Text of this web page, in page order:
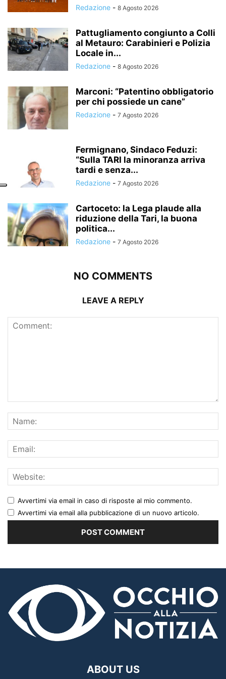
Redazione - 8 Agosto 2026
Pattugliamento congiunto a Colli
al Metauro: Carabinieri e Polizia
Locale in...
Redazione - 8 Agosto 2026
Marconi: “Patentino obbligatorio
per chi possiede un cane”
Redazione - 7 Agosto 2026
Fermignano, Sindaco Feduzi:
“Sulla TARI la minoranza arriva
tardi e senza...
Redazione - 7 Agosto 2026
Cartoceto: la Lega plaude alla
riduzione della Tari, la buona
politica...
Redazione - 7 Agosto 2026
NO COMMENTS
LEAVE A REPLY
Avvertimi via email in caso di risposte al mio commento.
Avvertimi via email alla pubblicazione di un nuovo articolo.
ABOUT US